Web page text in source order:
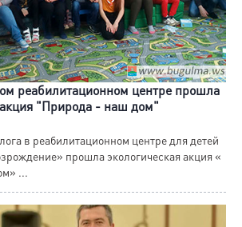
реабилитационном центре прошла
акция "Природа - наш дом"
в реабилитационном центре для детей
прошла экологическая акция «
...